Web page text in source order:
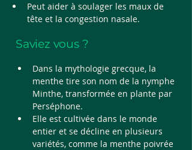
Peut aider à soulager les maux de
tête et la congestion nasale.
Saviez vous ?
Dans la mythologie grecque, la
menthe tire son nom de la nymphe
Minthe, transformée en plante par
Perséphone.
Elle est cultivée dans le monde
entier et se décline en plusieurs
variétés, comme la menthe poivrée